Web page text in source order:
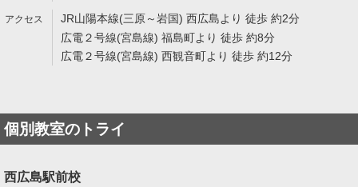
JR山陽本線(三原～岩国) 西広島より 徒歩 約2分
広電２号線(宮島線) 福島町より 徒歩 約8分
広電２号線(宮島線) 西観音町より 徒歩 約12分
個別教室のトライ
西広島駅前校